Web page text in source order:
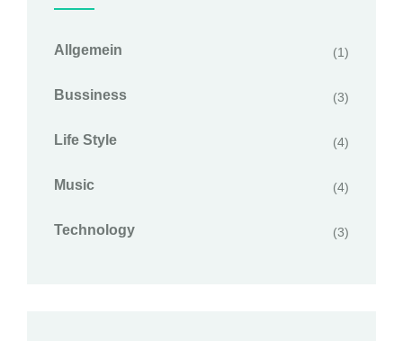
Allgemein (1)
Bussiness (3)
Life Style (4)
Music (4)
Technology (3)